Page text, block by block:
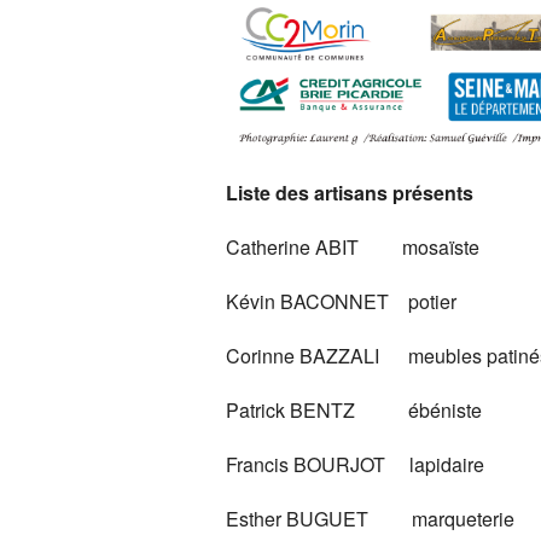
Liste des artisans présents
Catherine ABIT mosaïste
Kévin BACONNET potier
Corinne BAZZALI meubles
Patrick BENTZ ébéniste
Francis BOURJOT lapidaire
Esther BUGUET marqueterie